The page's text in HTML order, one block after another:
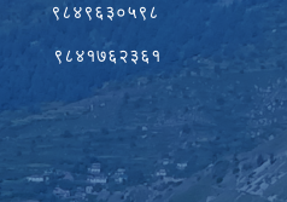
९८४९६३०५९८
९८४१७६२३६१